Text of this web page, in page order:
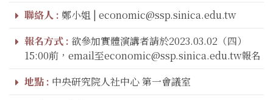
聯絡人 : 鄭小姐 | economic@ssp.sinica.edu.tw
報名方式 : 欲參加實體演講者請於2023.03.02（四）
15:00前，email至economic@ssp.sinica.edu.tw報名
地點 : 中央研究院人社中心 第一會議室